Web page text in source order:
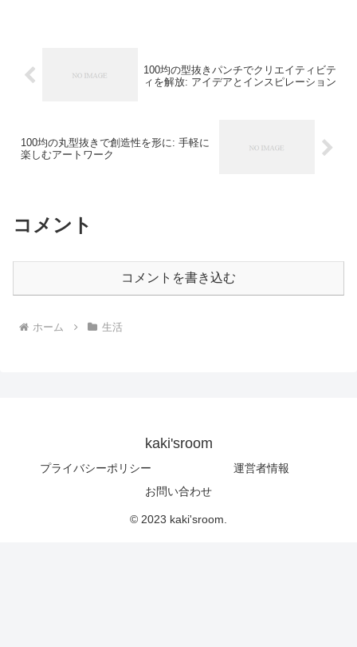
100均の型抜きパンチでクリエイティビテ
ィを解放: アイデアとインスピレーション
100均の丸型抜きで創造性を形に: 手軽に
楽しむアートワーク
コメント
コメントを書き込む
ホーム 生活
kaki'sroom
プライバシーポリシー
運営者情報
お問い合わせ
© 2023 kaki'sroom.